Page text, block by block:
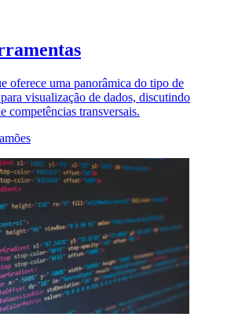
oferece uma panorâmica do tipo de
visualização de dados, discutindo
competências transversais.